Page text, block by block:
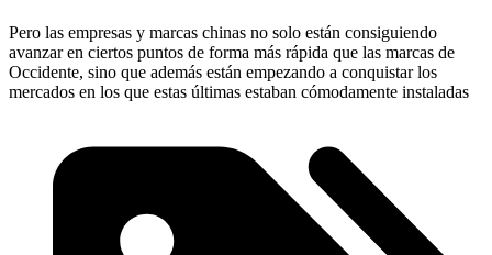
Pero las empresas y marcas chinas no solo están consiguiendo
avanzar en ciertos puntos de forma más rápida que las marcas de
Occidente, sino que además están empezando a conquistar los
mercados en los que estas últimas estaban cómodamente instaladas